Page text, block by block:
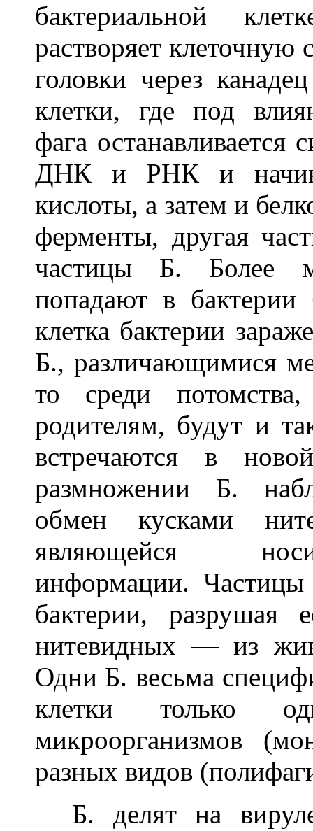
бактериальной
растворяет клеточную
головки через
клетки, где под
фага останавливается
ДНК и РНК и
кислоты, а затем и
ферменты, другая
частицы Б. Более
попадают в бактерии
клетка бактерии
Б., различающимися
то среди
родителям, будут и
встречаются в
размножении Б.
обмен кусками
являющейся
информации.
бактерии,
нитевидных — из
Одни Б. весьма
клетки только
микроорганизмов
разных видов
Б. делят на